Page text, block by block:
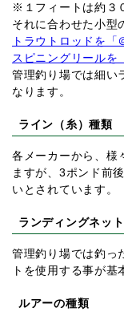
※１フィートは約３
それに合わせた小型
トラウトロッドを「
スピニングリールを
管理釣り場では細い
なります。
ライン（糸）種類
各メーカーから、様
ますが、3ポンド前
いとされています。
ランディングネッ
管理釣り場では釣っ
トを使用する事が基
ルアーの種類